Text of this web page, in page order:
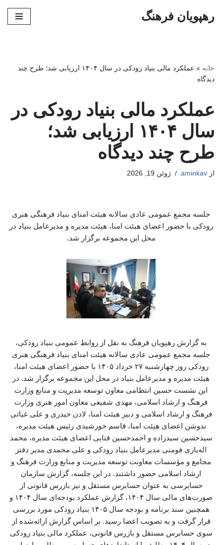
رهپویان فرهنگ
خانه »
عملکرد مالی بنیاد رودکی در سال ۱۴۰۴ ارزیابی شد؛ طرح چند
دیدگاه
عملکرد مالی بنیاد رودکی در
سال ۱۴۰۴ ارزیابی شد؛
طرح چند دیدگاه
از aminkav ژوئن 19, 2026
جلسه مجمع عمومی عادی سالانه هیئت امنای بنیاد فرهنگی هنری
رودکی با حضور اعضای هیئت امنا، هیئت مدیره و مدیرعامل بنیاد در
محل این مجموعه برگزار شد.
به گزارش رهپویان فرهنگ به نقل از روابط عمومی بنیاد رودکی،
جلسه مجمع عمومی عادی سالانه هیئت امنای بنیاد فرهنگی هنری
رودکی روز چهارشنبه ۲۷ خرداد ۱۴۰۵ با حضور اعضای هیئت امنا،
هیئت مدیره و مدیرعامل بنیاد در محل این مجموعه برگزار شد. در
این نشست حسین انتظامی معاون توسعه مدیریت و منابع وزارت
فرهنگ و ارشاد اسلامی، مهدی شفیعی معاون امور هنری وزارت
فرهنگ و ارشاد اسلامی و دبیر هیئت امنا، لادن حیدری و علی غیاثی
ندوشن اعضای هیئت امنا، قاسم خورشیدی رئیس هیئت مدیره،
سیدحسین سیدزاده و احمدحسین فتایی اعضای هیئت مدیره، محمد
اله‌یاری فومنی مدیرعامل بنیاد رودکی و علی محمدی مدیر دفتر
مجامع و مؤسسات معاونت توسعه مدیریت و منابع وزارت فرهنگ و
ارشاد اسلامی حضور داشتند. در این جلسه، گزارش سازمان
حسابرسی به عنوان حسابرس مستقل و نیز بازرس قانونی از
صورت‌های مالی سال ۱۴۰۴، گزارش عملکرد بودجه‌ای سال ۱۴۰۴ و
همچنین سند برنامه و بودجه سال ۱۴۰۵ بنیاد رودکی مورد بررسی
قرار گرفت و به تصویب اعضا رسید. بر اساس گزارش ارائه‌شده از
سوی حسابرس مستقل و بازرس قانونی، عملکرد مالی بنیاد رودکی